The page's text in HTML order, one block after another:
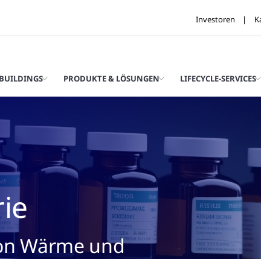
Investoren
PRODUKTE & LÖSUNGEN LIFECYCLE-SERVICES
Wärme und